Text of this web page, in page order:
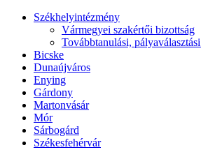
Székhelyintézmény
Vármegyei szakértői bizottság
Továbbtanulási,
Bicske
Dunaújváros
Enying
Gárdony
Martonvásár
Mór
Sárbogárd
Székesfehérvár